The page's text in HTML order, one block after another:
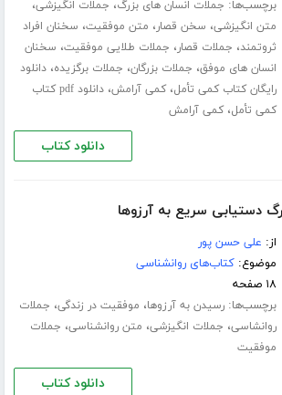
برچسب‌ها: جملات انسان های بزرگ، جملات انگیزشی،
متن انگیزشی، سخن قصار، متن موفقیت، سخنان افراد
ثروتمند، جملات قصار، جملات طلایی موفقیت، سخنان
انسان های موفق، جملات بزرگان، جملات برگزیده،دانلود
رایگان کتاب کمی تأمل،کمی آرامش،
دانلود pdf کتاب
کمی تأمل،کمی آرامش
دانلود کتاب
از: علی حسن پور
موضوع:کتاب‌های روانشناسی
۱۸ صفحه
برچسب‌ها:رسیدن به آرزوها، موفقیت در زندگی، جملات
روانشاسی، جملات انگیزشی، متن روانشناسی، جملات
موفقیت
دانلود کتاب